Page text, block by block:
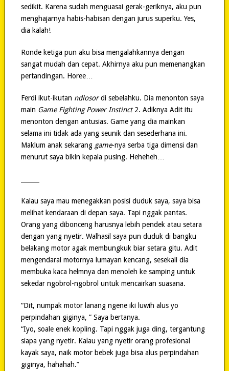
sedikit. Karena sudah menguasai gerak-geriknya, aku pun
menghajarnya habis-habisan dengan jurus superku. Yes,
dia kalah!
Ronde ketiga pun aku bisa mengalahkannya dengan
sangat mudah dan cepat. Akhirnya aku pun memenangkan
pertandingan. Horee…
Ferdi ikut-ikutan ndlosordi sebelahku. Dia menonton saya
main Game Fighting Power Instinct2. Adiknya Adit itu
menonton dengan antusias. Game yang dia mainkan
selama ini tidak ada yang seunik dan sesederhana ini.
Maklum anak sekarang game-nya serba tiga dimensi dan
menurut saya bikin kepala pusing. Heheheh…
Kalau saya mau menegakkan posisi duduk saya, saya bisa
melihat kendaraan di depan saya. Tapi nggak pantas.
Orang yang dibonceng harusnya lebih pendek atau setara
dengan yang nyetir. Walhasil saya pun duduk di bangku
belakang motor agak membungkuk biar setara gitu. Adit
mengendarai motornya lumayan kencang, sesekali dia
membuka kaca helmnya dan menoleh ke samping untuk
sekedar ngobrol-ngobrol untuk mencairkan suasana.
“Dit, numpak motor lanang ngene iki luwih alus yo
perpindahan giginya, ” Saya bertanya.
“Iyo, soale enek kopling. Tapi nggak juga ding, tergantung
siapa yang nyetir. Kalau yang nyetir orang profesional
kayak saya, naik motor bebek juga bisa alus perpindahan
giginya, hahahah.”